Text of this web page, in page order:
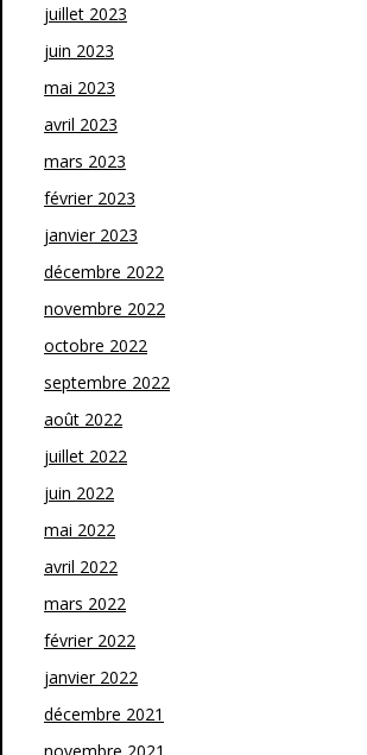
juillet 2023
juin 2023
mai 2023
avril 2023
mars 2023
février 2023
janvier 2023
décembre 2022
novembre 2022
octobre 2022
septembre 2022
août 2022
juillet 2022
juin 2022
mai 2022
avril 2022
mars 2022
février 2022
janvier 2022
décembre 2021